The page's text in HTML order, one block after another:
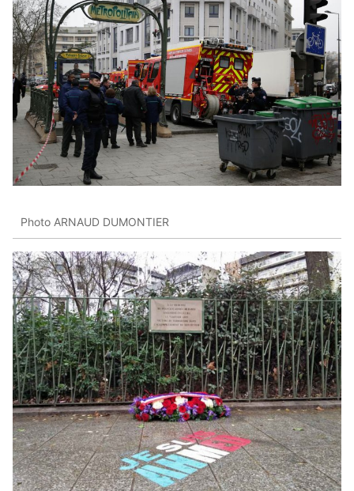
Photo ARNAUD DUMONTIER